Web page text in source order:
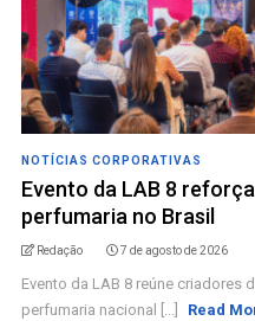
NOTÍCIAS CORPORATIVAS
Evento da LAB 8
perfumaria no Brasil
Redação 7 de agosto de 2026
Evento da LAB 8 reúne criadores
perfumaria nacional [...]
Read